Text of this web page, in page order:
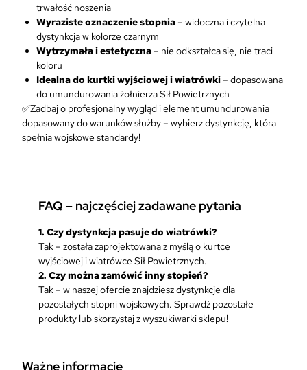
ą
w
a
r
ó
w
ł
trwałość noszenia
Wyraziste oznaczenie stopnia – widoczna i czytelna
dystynkcja w kolorze czarnym
Wytrzymała i estetyczna – nie odkształca się, nie traci
koloru
Idealna do kurtki wyjściowej i wiatrówki – dopasowana
do umundurowania żołnierza Sił Powietrznych
✅Zadbaj o profesjonalny wygląd i element umundurowania
dopasowany do warunków służby – wybierz dystynkcję, która
spełnia wojskowe standardy!
FAQ – najczęściej zadawane pytania
1. Czy dystynkcja pasuje do wiatrówki?
Tak – została zaprojektowana z myślą o kurtce
wyjściowej i wiatrówce Sił Powietrznych.
2. Czy można zamówić inny stopień?
Tak – w naszej ofercie znajdziesz dystynkcje dla
pozostałych stopni wojskowych. Sprawdź pozostałe
produkty lub skorzystaj z wyszukiwarki sklepu!
Ważne informacje